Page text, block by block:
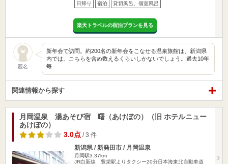
日帰り 宿泊 貸切風呂、個室風呂
楽天トラベルの宿泊プランを見る
匿名
新年会で訪問。約200名の新年会をこなせる温泉旅館は、新潟県
内では、こちらを含め数えるくらいしかないでしょう。過去10年
毎…
関連情報から探す
月岡温泉 湯あそび宿 曙（あけぼの）（旧 ホテルニュー
あけぼの）
3.0点 / 3 件
新潟県 / 新発田市 / 月岡温泉
月岡駅3.37km
JR白新線 豊栄駅よりタクシー20分日本海東北自動車道